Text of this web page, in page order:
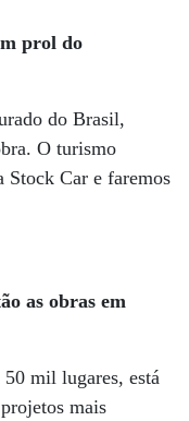
prol do
do Brasil,
O turismo
Stock Car e faremos
as obras em
mil lugares, está
mais